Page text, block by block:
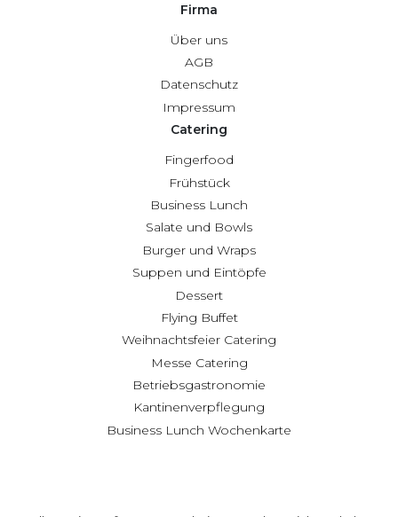
Firma
Über uns
AGB
Datenschutz
Impressum
Catering
Fingerfood
Frühstück
Business Lunch
Salate und Bowls
Burger und Wraps
Suppen und Eintöpfe
Dessert
Flying Buffet
Weihnachtsfeier Catering
Messe Catering
Betriebsgastronomie
Kantinenverpflegung
Business Lunch Wochenkarte